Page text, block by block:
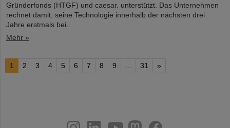
Gründerfonds (HTGF) und caesar. unterstützt. Das Unternehmen
rechnet damit, seine Technologie innerhalb der nächsten drei
Jahre erstmals bei…
Mehr »
1 2 3 4 5 6 7 8 9 31 »
youtube
helmholtz.social
facebook